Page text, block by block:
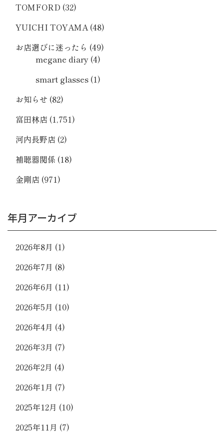
TOMFORD (32)
YUICHI TOYAMA (48)
お店選びに迷ったら (49)
megane diary (4)
smart glasses (1)
お知らせ (82)
富田林店 (1,751)
河内長野店 (2)
補聴器関係 (18)
金剛店 (971)
年月アーカイブ
2026年8月 (1)
2026年7月 (8)
2026年6月 (11)
2026年5月 (10)
2026年4月 (4)
2026年3月 (7)
2026年2月 (4)
2026年1月 (7)
2025年12月 (10)
2025年11月 (7)